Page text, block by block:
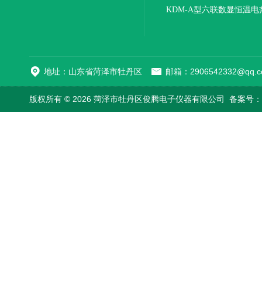
KDM-A型六联数显恒温电
地址：山东省菏泽市牡丹区 邮箱：
版权所有 © 2026 菏泽市牡丹区俊腾电子仪器有限公司 备案号